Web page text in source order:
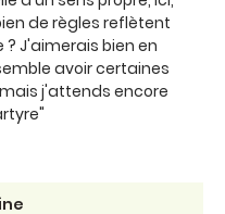
de règles reflètent
J'aimerais bien en
avoir certaines
j'attends encore